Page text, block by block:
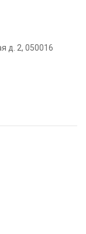
д. 2, 050016